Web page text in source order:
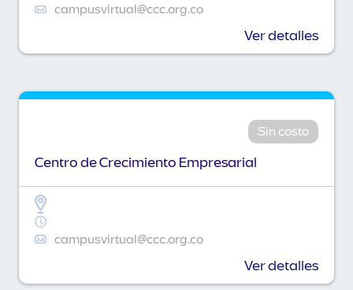
campusvirtual@ccc.org.co
Ver detalles
Sin costo
Centro de Crecimiento Empresarial
campusvirtual@ccc.org.co
Ver detalles